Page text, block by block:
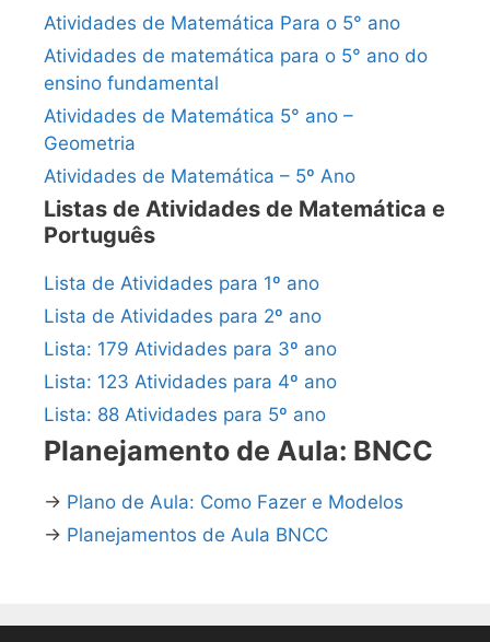
Atividades de Matemática Para o 5° ano
Atividades de matemática para o 5° ano do
ensino fundamental
Atividades de Matemática 5° ano –
Geometria
Atividades de Matemática – 5º Ano
Listas de Atividades de Matemática e
Português
Lista de Atividades para 1º ano
Lista de Atividades para 2º ano
Lista: 179 Atividades para 3º ano
Lista: 123 Atividades para 4º ano
Lista: 88 Atividades para 5º ano
Planejamento de Aula: BNCC
→ Plano de Aula: Como Fazer e Modelos
→ Planejamentos de Aula BNCC